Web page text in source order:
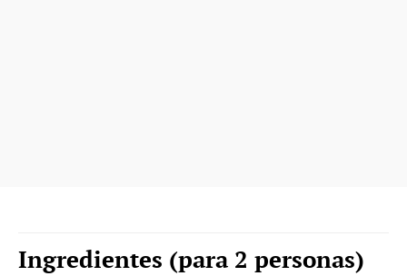
Ingredientes (para 2 personas)